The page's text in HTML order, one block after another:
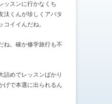
ッスンに行かなくち
汰くんが珍しくアバタ
コイイんだね。
ね。確か修学旅行も不
詰めでレッスンばかり
げで本選に出られるん